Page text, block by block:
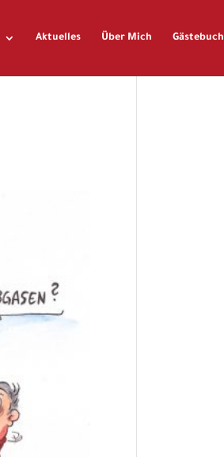
Aktuelles Über Mich Gästebuch